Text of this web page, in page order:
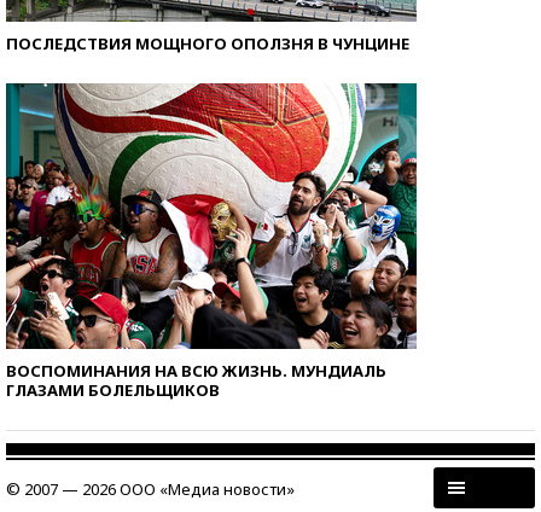
ПОСЛЕДСТВИЯ МОЩНОГО ОПОЛЗНЯ В ЧУНЦИНЕ
ВОСПОМИНАНИЯ НА ВСЮ ЖИЗНЬ. МУНДИАЛЬ
ГЛАЗАМИ БОЛЕЛЬЩИКОВ
© 2007 — 2026 ООО «Медиа новости»